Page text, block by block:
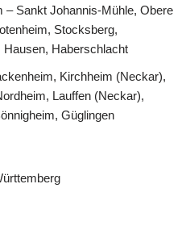
– Sankt Johannis-Mühle, Obere
Stocksberg,
Haberschlacht
Kirchheim (Neckar),
Lauffen (Neckar),
Güglingen